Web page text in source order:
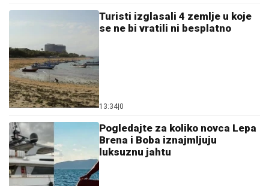
Turisti izglasali 4 zemlje u koje
se ne bi vratili ni besplatno
13:34 0
Pogledajte za koliko novca Lepa
Brena i Boba iznajmljuju
luksuznu jahtu